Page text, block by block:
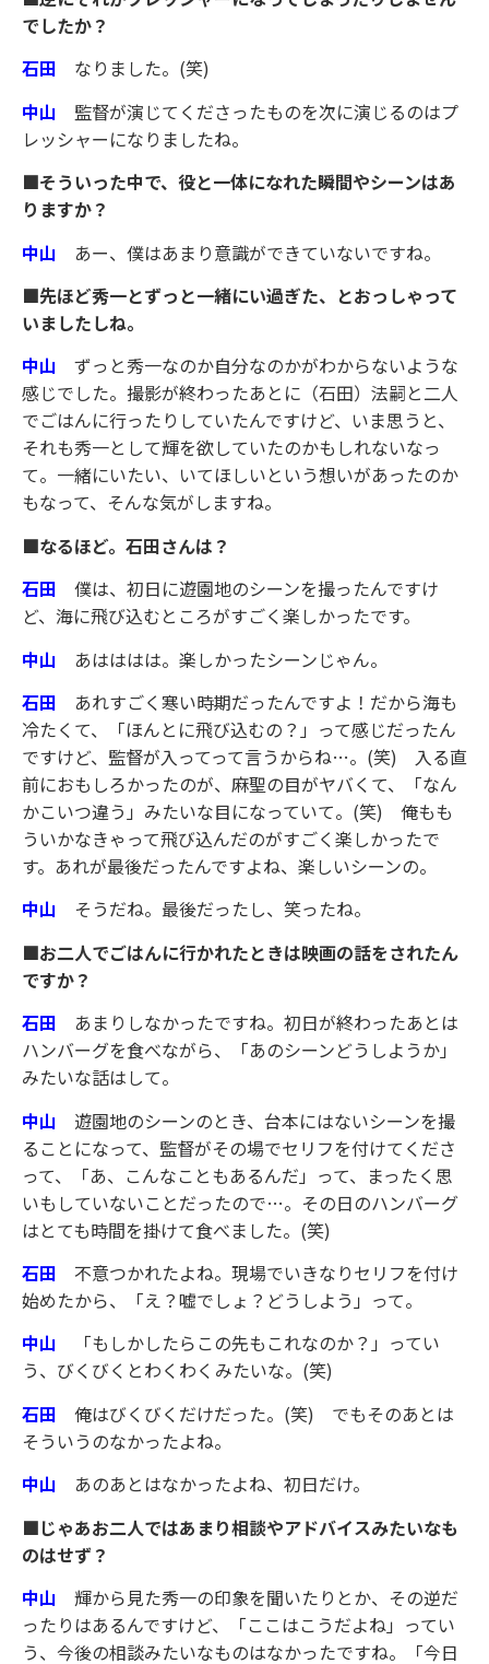
でしたか？
石田 なりました。(笑)
中山 監督が演じてくださったものを次に演じるのはプ
レッシャーになりましたね。
■そういった中で、役と一体になれた瞬間やシーンはあ
りますか？
中山 あー、僕はあまり意識ができていないですね。
■先ほど秀一とずっと一緒にい過ぎた、とおっしゃって
いましたしね。
中山 ずっと秀一なのか自分なのかがわからないような
感じでした。撮影が終わったあとに（石田）法嗣と二人
でごはんに行ったりしていたんですけど、いま思うと、
それも秀一として輝を欲していたのかもしれないなっ
て。一緒にいたい、いてほしいという想いがあったのか
もなって、そんな気がしますね。
■なるほど。石田さんは？
石田 僕は、初日に遊園地のシーンを撮ったんですけ
ど、海に飛び込むところがすごく楽しかったです。
中山 あはははは。楽しかったシーンじゃん。
石田 あれすごく寒い時期だったんですよ！だから海も
冷たくて、「ほんとに飛び込むの？」って感じだったん
ですけど、監督が入ってって言うからね…。(笑) 入る直
前におもしろかったのが、麻聖の目がヤバくて、「なん
かこいつ違う」みたいな目になっていて。(笑) 俺もも
ういかなきゃって飛び込んだのがすごく楽しかったで
す。あれが最後だったんですよね、楽しいシーンの。
中山 そうだね。最後だったし、笑ったね。
■お二人でごはんに行かれたときは映画の話をされたん
ですか？
石田 あまりしなかったですね。初日が終わったあとは
ハンバーグを食べながら、「あのシーンどうしようか」
みたいな話はして。
中山 遊園地のシーンのとき、台本にはないシーンを撮
ることになって、監督がその場でセリフを付けてくださ
って、「あ、こんなこともあるんだ」って、まったく思
いもしていないことだったので…。その日のハンバーグ
はとても時間を掛けて食べました。(笑)
石田 不意つかれたよね。現場でいきなりセリフを付け
始めたから、「え？嘘でしょ？どうしよう」って。
中山
「もしかしたらこの先もこれなのか？」ってい
う、びくびくとわくわくみたいな。(笑)
石田 俺はびくびくだけだった。(笑) でもそのあとは
そういうのなかったよね。
中山 あのあとはなかったよね、初日だけ。
■じゃあお二人ではあまり相談やアドバイスみたいなも
のはせず？
中山 輝から見た秀一の印象を聞いたりとか、その逆だ
ったりはあるんですけど、「ここはこうだよね」ってい
う、今後の相談みたいなものはなかったですね。「今日